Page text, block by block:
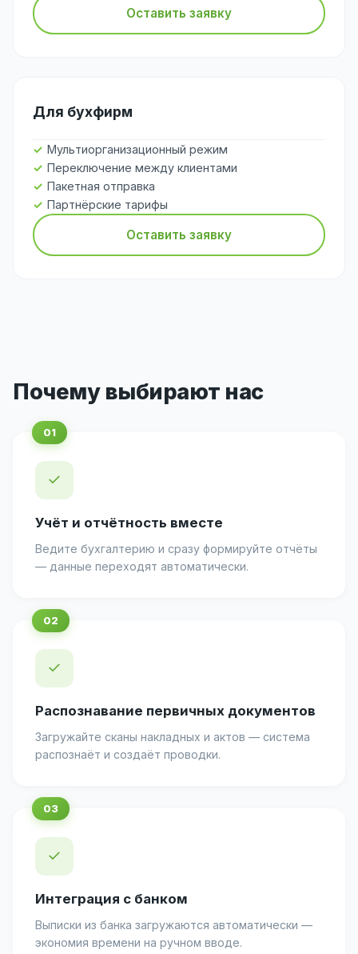
Оставить заявку
Для бухфирм
Мультиорганизационный режим
Переключение между клиентами
Пакетная отправка
Партнёрские тарифы
Оставить заявку
Почему выбирают нас
✓
Учёт и отчётность вместе
Ведите бухгалтерию и сразу формируйте отчёты
— данные переходят автоматически.
✓
Распознавание первичных документов
Загружайте сканы накладных и актов — система
распознаёт и создаёт проводки.
✓
Интеграция с банком
Выписки из банка загружаются автоматически —
экономия времени на ручном вводе.